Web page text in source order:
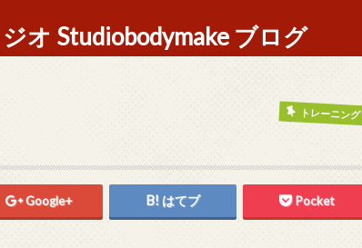
オ Studiobodymake ブログ
トレーニング
Google+ はてブ Pocket